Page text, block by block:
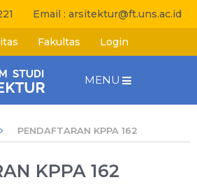
Email : arsitektur@ft.uns.ac.id
Fakultas Login
MENU
PENDAFTARAN KPPA 162
KPPA 162